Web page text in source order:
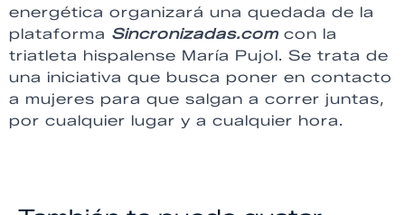
energética organizará una quedada de la
plataforma Sincronizadas.com con la
triatleta hispalense María Pujol. Se trata de
una iniciativa que busca poner en contacto
a mujeres para que salgan a correr juntas,
por cualquier lugar y a cualquier hora.